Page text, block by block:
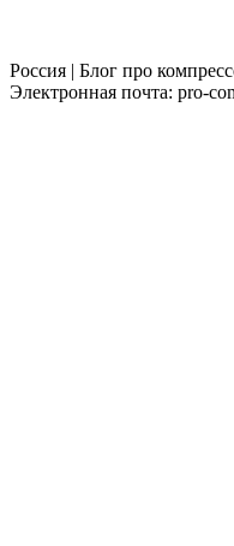
Россия | Блог про
Электронная почта: pro-